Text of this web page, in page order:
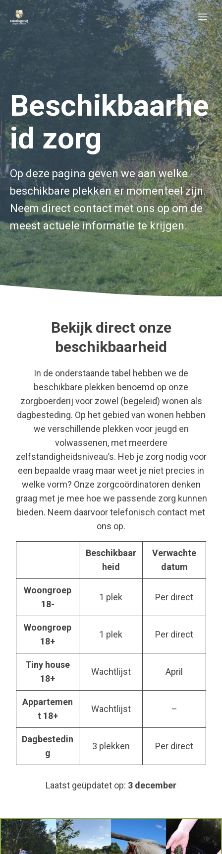
Ga
naar
de
inhoud
Beschikbaarhe
id zorg
Op deze pagina geven we aan welke
beschikbare plekken er momenteel zijn.
Neem direct contact met ons op om de
meest actuele informatie te krijgen.
Bekijk direct onze
beschikbaarheid
In de onderstaande tabel hebben we de
beschikbare plekken benoemd op onze
zorgboerderij voor zowel (begeleid) wonen als
dagbesteding. Op het gebied van wonen hebben
we verschillende plekken voor jeugd en
volwassenen, met meerdere
zelfstandigheidsniveau’s. Heb je zorg nodig voor
een bepaalde vraag maar weet je niet precies in
welke vorm? Onze zorgcoördinatoren denken
graag met je mee hoe we passende zorg kunnen
bieden. Neem daarvoor telefonisch contact met
ons op.
Beschikbaar
heid
Verwachte
datum
Woongroep
18-
1 plek Per direct
Woongroep
18+
1 plek Per direct
Tiny house
18+
Wachtlijst April
Appartemen
t 18+
Wachtlijst –
Dagbestedin
g
3 plekken Per direct
Laatst geüpdatet op: 3 december